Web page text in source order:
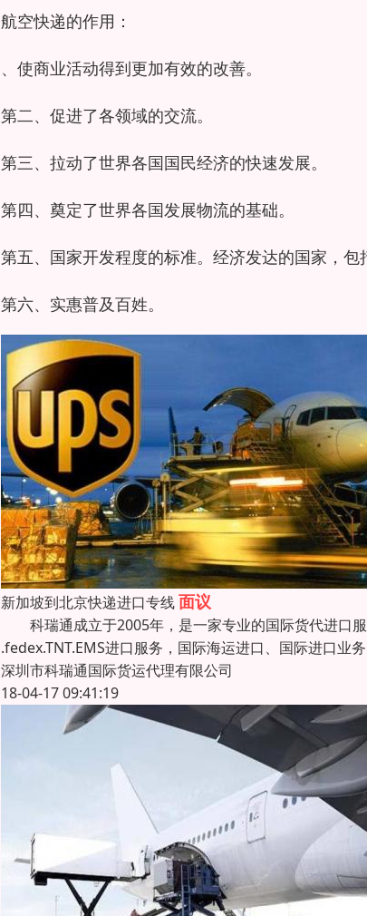
航空快递的作用：
、使商业活动得到更加有效的改善。
第二、促进了各领域的交流。
第三、拉动了世界各国国民经济的快速发展。
第四、奠定了世界各国发展物流的基础。
第五、国家开发程度的标准。经济发达的国家，
第六、实惠普及百姓。
新加坡到北京快递进口专线面议
科瑞通成立于2005年，是一家专业的国际货代进口服
.fedex.TNT.EMS进口服务，国际海运进口、国际进口业
深圳市科瑞通国际货运代理有限公司
18-04-17 09:41:19